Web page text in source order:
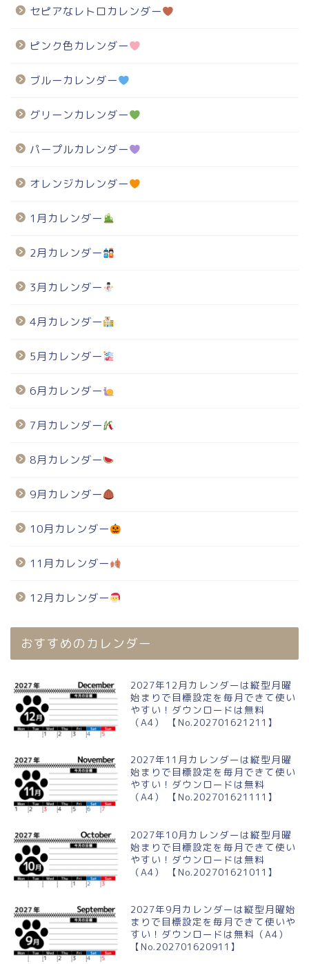
セピアなレトロカレンダー
ピンク色カレンダー
ブルーカレンダー
グリーンカレンダー
パープルカレンダー
オレンジカレンダー
1月カレンダー
2月カレンダー
3月カレンダー
4月カレンダー
5月カレンダー
6月カレンダー
7月カレンダー
8月カレンダー
9月カレンダー
10月カレンダー
11月カレンダー
12月カレンダー
おすすめのカレンダー
2027年12月カレンダーは縦型月曜
始まりで目標設定を毎月できて使い
やすい！ダウンロードは無料
（A4） 【No.202701621211】
2027年11月カレンダーは縦型月曜
始まりで目標設定を毎月できて使い
やすい！ダウンロードは無料
（A4） 【No.202701621111】
2027年10月カレンダーは縦型月曜
始まりで目標設定を毎月できて使い
やすい！ダウンロードは無料
（A4） 【No.202701621011】
2027年9月カレンダーは縦型月曜始
まりで目標設定を毎月できて使いや
すい！ダウンロードは無料（A4）
【No.202701620911】